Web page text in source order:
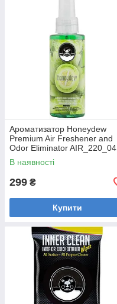
Ароматизатор Honeydew
Premium Air Freshener and
Odor Eliminator AIR_220_04
118 мл
В наявності
299 ₴
Купити